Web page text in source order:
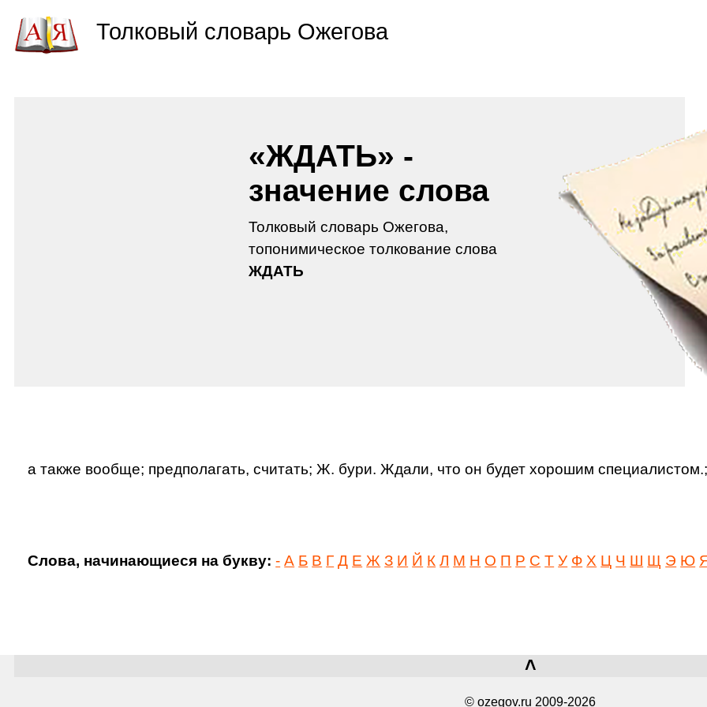
«ЖДАТЬ» -
значение слова
Толковый словарь Ожегова,
топонимическое толкование слова
ЖДАТЬ
а также вообще; предполагать, считать; Ж. бури. Ждали, что он будет хорошим
Слова, начинающиеся на букву: - А Б В Г Д Е Ж З И Й К Л М Н О П Р С Т У Ф Х Ц Ч Ш Щ Э Ю
˄
© ozegov.ru 2009-2026
Толковый словарь Ожегова